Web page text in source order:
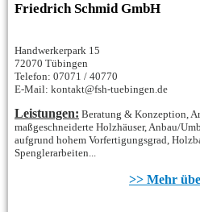
Friedrich Schmid GmbH
Handwerkerpark 15
72070 Tübingen
Telefon: 07071 / 40770
E-Mail: kontakt@fsh-tuebingen.de
Leistungen: Beratung & Konzeption,
maßgeschneiderte Holzhäuser, Anbau/
aufgrund hohem Vorfertigungsgrad,
Spenglerarbeiten...
>> Mehr